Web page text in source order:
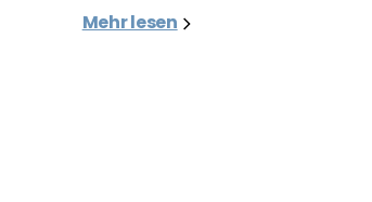
Mehr lesen